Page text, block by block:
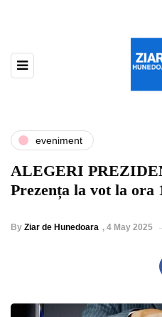
eveniment
ALEGERI
Prezența la vot la ora
By Ziar de Hunedoara , 4 May 2025